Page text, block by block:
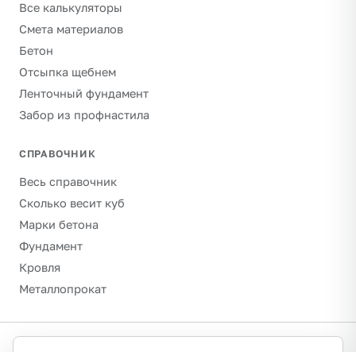
Все калькуляторы
Смета материалов
Бетон
Отсыпка щебнем
Ленточный фундамент
Забор из профнастила
СПРАВОЧНИК
Весь справочник
Сколько весит куб
Марки бетона
Фундамент
Кровля
Металлопрокат